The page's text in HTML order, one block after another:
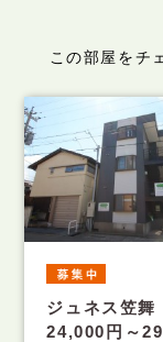
この部屋をチ
ジュネス笠舞
24,000円～